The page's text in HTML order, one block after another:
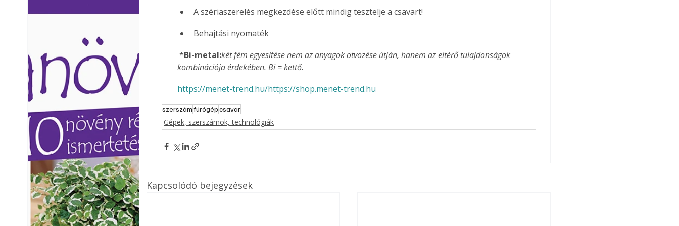
Ezermester lapszámai. A
mert: – t
A szériaszerelés megkezdése előtt mindig tesztelje a csavart!
Behajtási nyomaték
*Bi-metal:két fém egyesítése nem az anyagok ötvözése útján, hanem az eltérő tulajdonságok
kombinációja érdekében. Bi = kettő.
https://menet-trend.hu/https://shop.menet-trend.hu
szerszámfúrógépcsavar
Gépek, szerszámok, technológiák
Kapcsolódó bejegyzések